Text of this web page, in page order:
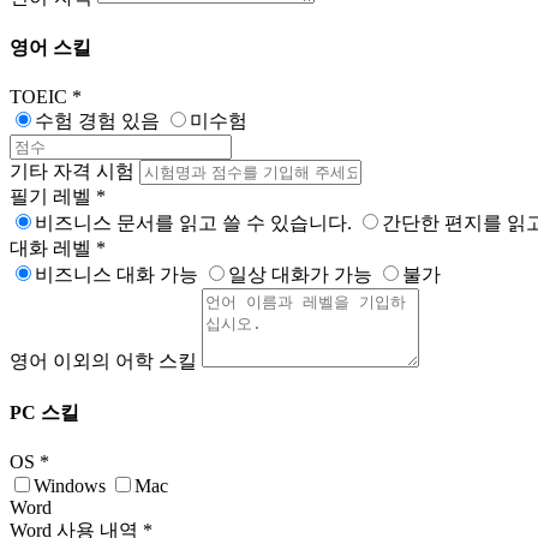
영어 스킬
TOEIC *
수험 경험 있음
미수험
기타 자격 시험
필기 레벨 *
비즈니스 문서를 읽고 쓸 수 있습니다.
간단한 편지를 읽
대화 레벨 *
비즈니스 대화 가능
일상 대화가 가능 불가
영어 이외의 어학 스킬
PC 스킬
OS *
Windows
Mac
Word
Word 사용 내역 *